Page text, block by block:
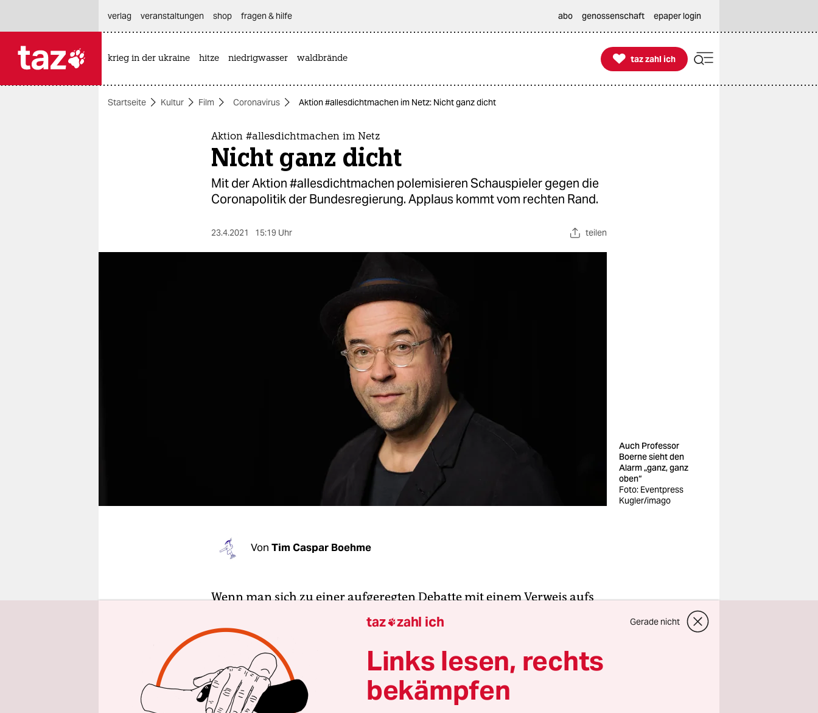
themen
verlag
veranstaltungen shop fragen & hilfe abo genossenschaft epaper login
krieg in der ukraine hitze niedrigwasser waldbrände 
taz zahl ich
taz zahl ich
Startseite Kultur Film Coronavirus Aktion #allesdichtmachen im Netz: Nicht ganz dicht
Aktion #allesdichtmachen im Netz
Nicht ganz dicht
Mit der Aktion #allesdichtmachen polemisieren Schauspieler gegen die
Coronapolitik der Bundesregierung. Applaus kommt vom rechten Rand.
23.4.2021 15:19 Uhr teilen
Auch Professor
Boerne sieht den
Alarm „ganz, ganz
oben“
Foto: Eventpress
Kugler/imago
Von Tim Caspar Boehme
Wenn man sich zu einer aufgeregten Debatte mit einem Verweis aufs
Altgriechische zu Wort meldet, stehen die Chancen nicht schlecht, als
nicht mehr zeitgemäß oder überheblich wahrgenommen zu werden.
Andererseits gibt es manchmal gute Gründe, das zu tun. Dazu gleich
mehr.
Aktuell ­haben sich rund 50 prominente Schauspieler gegen die
taz zahl ich Gerade nicht
Links lesen, rechts
bekämpfen